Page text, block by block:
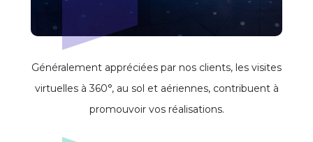
Généralement appréciées par nos clients, les visites
virtuelles à 360°, au sol et aériennes, contribuent à
promouvoir vos réalisations.